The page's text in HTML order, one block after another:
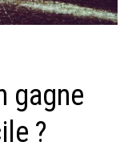
gagne
?